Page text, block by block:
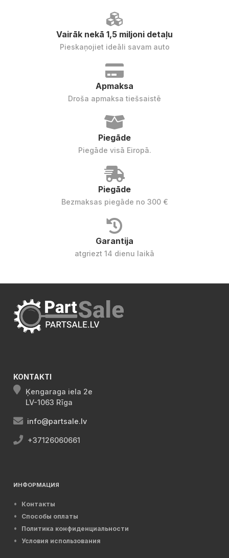
Vairāk nekā 1,5 miljoni detaļu
Pieskaņojiet ideāli savam auto
Apmaksa
Droša apmaksa tiešsaistē
Piegāde
Piegāde visā Eiropā.
Piegāde
Bezmaksas piegāde no 300 €
Garantija
atgriezt 14 dienu laikā
KONTAKTI
Ķengaraga iela 2e
LV-1063 Rīga
info@partsale.lv
+37126060661
ИНФОРМАЦИЯ
Контакты
Способы оплаты
Политика конфиденциальности
Условия использования